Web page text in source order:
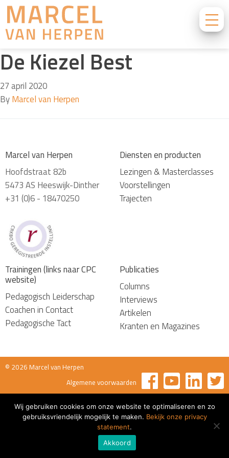
De Kiezel Best
27 april 2020
ByMarcel van Herpen
Marcel van Herpen
Hoofdstraat 82b
5473 AS Heeswijk-Dinther
+31 (0)6 - 18470250
Diensten en producten
Lezingen & Masterclasses
Voorstellingen
Trajecten
Trainingen (links naar CPC
website)
Pedagogisch Leiderschap
Coachen in Contact
Pedagogische Tact
Publicaties
Columns
Interviews
Artikelen
Kranten en Magazines
© 2026 Marcel van Herpen
Algemene voorwaarden
Wij gebruiken cookies om onze website te optimaliseren en zo
gebruiksvriendelijk mogelijk te maken. Bekijk onze privacy
statement.
Akkoord